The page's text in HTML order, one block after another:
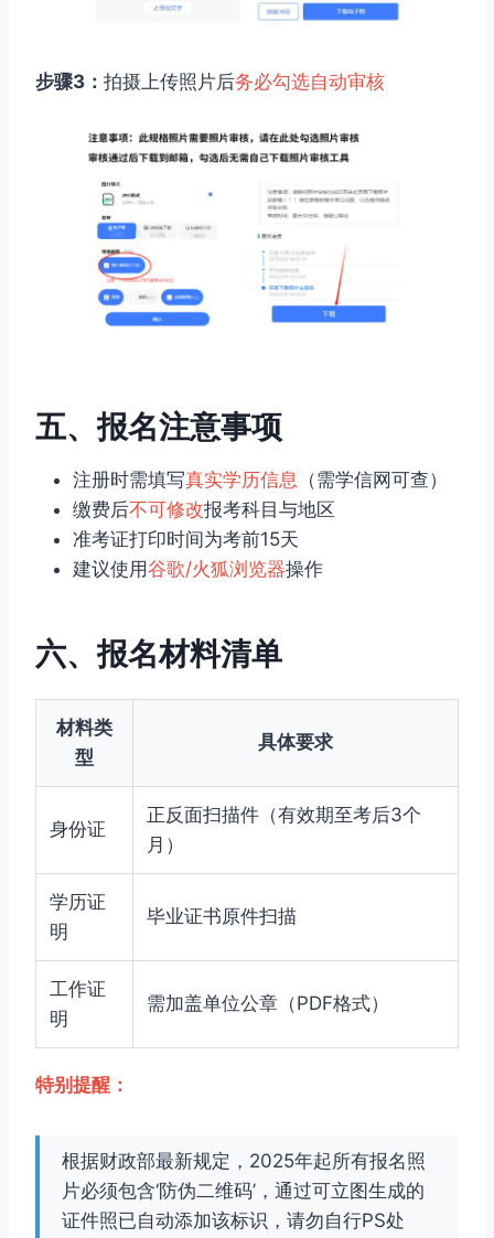
步骤3： 拍摄上传照片后务必勾选自动审核
五、报名注意事项
注册时需填写真实学历信息 （需学信网可查）
缴费后不可修改报考科目与地区
准考证打印时间为考前15天
建议使用谷歌/火狐浏览器操作
六、报名材料清单
材料类
型
具体要求
身份证
正反面扫描件（有效期至考后3个
月）
学历证
明
毕业证书原件扫描
工作证
明
需加盖单位公章（PDF格式）
特别提醒：
根据财政部最新规定，2025年起所有报名照
片必须包含‘防伪二维码’，通过可立图生成的
证件照已自动添加该标识，请勿自行PS处